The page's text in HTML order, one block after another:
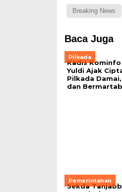
Breaking News
Baca Juga
Pilkada
Kadis Kominfo
Yuldi Ajak
Pilkada
dan
Pemerintahan
Sekda